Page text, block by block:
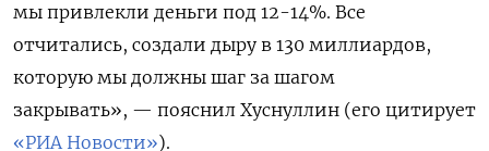
мы привлекли деньги под 12-14%. Все
отчитались, создали дыру в 130 миллиардов,
которую мы должны шаг за шагом
закрывать», — пояснил Хуснуллин (его цитирует
«РИА Новости»).